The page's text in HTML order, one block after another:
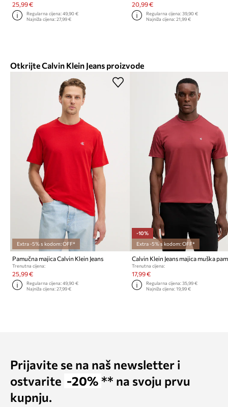
25,99 €
Regularna cijena:49,90 €
Najniža cijena:27,99 €
20,99 €
Regularna cijena: 39,90 €
Najniža cijena: 21,99 €
Otkrijte Calvin Klein Jeans proizvode
Extra -5% s kodom: OFF*
Pamučna majica Calvin Klein Jeans
Trenutna cijena:
25,99 €
Regularna cijena:49,90 €
Najniža cijena:27,99 €
-10%
Extra -5% s kodom: OFF*
Calvin Klein Jeans majica muška
Trenutna cijena:
17,99 €
Regularna cijena: 35,99 €
Najniža cijena: 19,99 €
Prijavite se na naš newsletter i
ostvarite -20% ** na svoju prvu
kupnju.